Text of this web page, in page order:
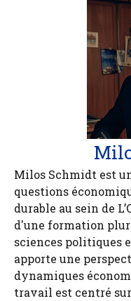
Milos Schmidt est
questions
durable au sein de
d'une formation
sciences politiques
apporte une
dynamiques
travail est centré